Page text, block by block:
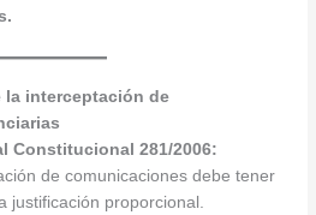
la interceptación de
Constitucional 281/2006:
de comunicaciones debe tener
justificación proporcional.